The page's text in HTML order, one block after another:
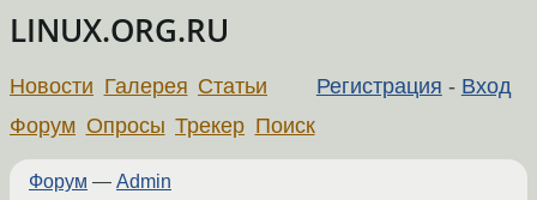
LINUX.ORG.RU
Регистрация - Вход
Новости Галерея Статьи
Форум Опросы Трекер Поиск
Форум — Admin